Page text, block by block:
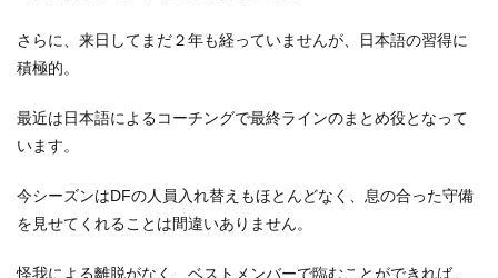
さらに、来日してまだ２年も経っていませんが、日本語の習得に
積極的。
最近は日本語によるコーチングで最終ラインのまとめ役となって
います。
今シーズンはDFの人員入れ替えもほとんどなく、息の合った守備
を見せてくれることは間違いありません。
怪我による離脱がなく、ベストメンバーで臨むことができれば、